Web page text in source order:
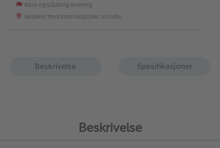
Rask og pålitelig levering
Butikker med kunnskapsrike ansatte
Beskrivelse Spesifikasjoner
Beskrivelse